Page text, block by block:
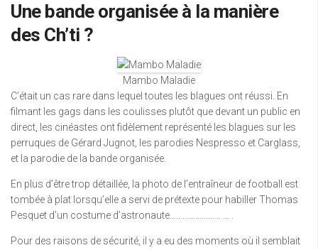
Une bande organisée à la manière
des Ch’ti ?
Mambo Maladie
C’était un cas rare dans lequel toutes les blagues ont réussi. En
filmant les gags dans les coulisses plutôt que devant un public en
direct, les cinéastes ont fidèlement représenté les blagues sur les
perruques de Gérard Jugnot, les parodies Nespresso et Carglass,
et la parodie de la bande organisée.
En plus d’être trop détaillée, la photo de l’entraîneur de football est
tombée à plat lorsqu’elle a servi de prétexte pour habiller Thomas
Pesquet d’un costume d’astronaute…………………… … .
Pour des raisons de sécurité, il y a eu des moments où il semblait